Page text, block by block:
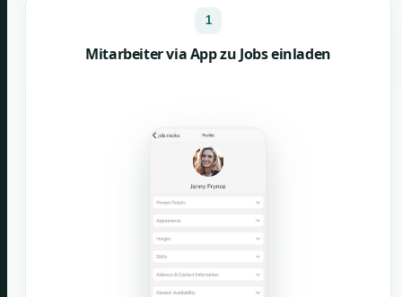
1
Mitarbeiter via App zu Jobs einladen